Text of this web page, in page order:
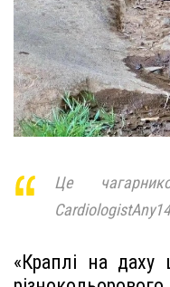
Це
«Краплі на даху